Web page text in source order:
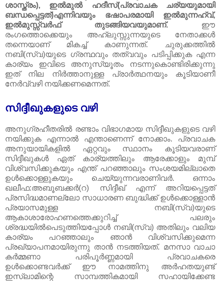
ശാസ്ത്രം), ഇൽമുൽ ഹദീസ്‌(പ്രവാചക ചര്യയുമായി
ബന്ധപ്പെട്ടത്‌)എന്നിവയും ഭഷാപരമായി ഇൽമുന്നഹ്‌വ്‌,
ഇൽമുസ്സ്വർഫ്‌ തുടങ്ങിയവയുമാണ്‌. ഈ
രംഗത്തൊക്കെയും അഹ്‌ലുസ്സുന്നയുടെ നേതാക്കൾ
തന്നെയാണ്‌ മികച്ച്‌ കാണുന്നത്‌. ചുരുക്കത്തിൽ
നബി(സ്വ)യുടെ ഗ്രന്ഥവും തത്വവും പടിപ്പിക്കുക എന്ന
കാര്യം ഇവിടെ അനുസ്യൂതം നടന്നുകൊണ്ടിരിക്കുന്നു
ഇത്‌ നില നിർത്താനുള്ള പ്രാർത്ഥനയും കൂടിയാണീ
നേർവ്വഴി നയിക്കണമെന്നത്‌.
സിദ്ദീഖുകളുടെ വഴി
അനുഗ്രഹീതരിൽ രണ്ടാം വിഭാഗമായ സിദ്ദീഖുകളുടെ വഴി
നയിക്കുക എന്നാൽ എന്താണെന്ന് നോക്കാം. പ്രവാചക
അനുയായികളിൽ ഏറ്റവും സ്ഥാനം കൂടിയവരാണ്‌
സിദ്ദീഖുകൾ ഏത്‌ കാര്യത്തിലും ആരേക്കാളും മുമ്പ്‌
വിശ്വസിക്കുകയും എന്ത്‌ പറഞ്ഞാലും സംശയമില്ലാതെ
ഉൾക്കൊള്ളുകയും ചെയ്യുന്നവരാണിവർ. ഒന്നാം
ഖലീഫ:അബൂബക്കർ(റ) സിദ്ദീഖ്‌ എന്ന് അറിയപ്പെട്ടത്‌
പ്രസിദ്ധമാണല്ലോ സാധാരണ ബുദ്ധിക്ക്‌ ഉൾക്കൊള്ളാൻ
പ്രയാസമുള്ള നബി(സ്വ)യുടെ
ആകാശാരോഹണത്തെക്കുറിച്ച്‌ പലരും
ശ്രദ്ധയിൽപെടുത്തിയപ്പോൾ നബി(സ്വ) അതിലും വലിയ
കാര്യം പറഞ്ഞാലും ഞാൻ വിശ്വസിക്കുമെന്ന
പ്രഖ്യാപനമായിരു‍ന്നു താൻ നടത്തിയത്‌. മനസാ വാചാ
കർമ്മണാ പരിപൂർണ്ണമായി പ്രവാചകരെ
ഉൾക്കൊണ്ടവർക്ക്‌ ഈ നാമത്തിനു അർഹതയുണ്ട്‌
ഇസ്‌ലാമിന്റെ സാമ്പത്തികമായി സഹായിക്കേണ്ട